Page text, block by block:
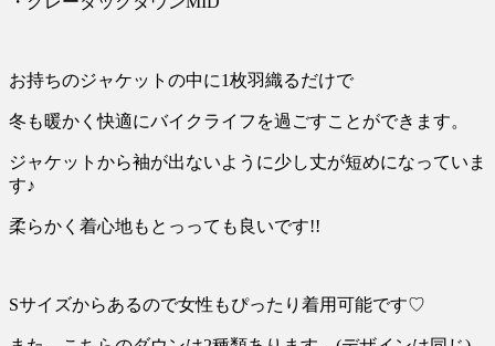
お持ちのジャケットの中に1枚羽織るだけで
冬も暖かく快適にバイクライフを過ごすことができます。
ジャケットから袖が出ないように少し丈が短めになっていま
す♪
柔らかく着心地もとっっても良いです!!
Sサイズからあるので女性もぴったり着用可能です♡